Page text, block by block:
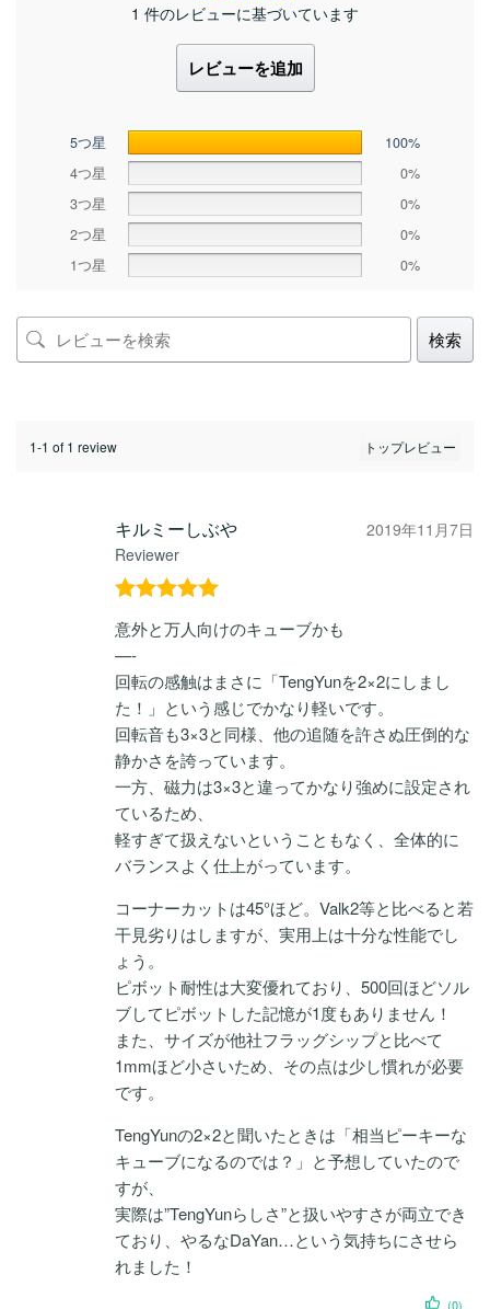
1 件のレビューに基づいています
レビューを追加
5つ星
100%
4つ星
0%
3つ星
0%
2つ星
0%
1つ星
0%
検索
1-1 of 1 review
キルミーしぶや
Reviewer
2019年11月7日
5段階中
評価
意外と万人向けのキューブかも
—-
回転の感触はまさに「TengYunを2×2にしまし
た！」という感じでかなり軽いです。
回転音も3×3と同様、他の追随を許さぬ圧倒的な
静かさを誇っています。
一方、磁力は3×3と違ってかなり強めに設定され
ているため、
軽すぎて扱えないということもなく、全体的に
バランスよく仕上がっています。
コーナーカットは45°ほど。Valk2等と比べると若
干見劣りはしますが、実用上は十分な性能でし
ょう。
ピボット耐性は大変優れており、500回ほどソル
ブしてピボットした記憶が1度もありません！
また、サイズが他社フラッグシップと比べて
1mmほど小さいため、その点は少し慣れが必要
です。
TengYunの2×2と聞いたときは「相当ピーキーな
キューブになるのでは？」と予想していたので
すが、
実際は”TengYunらしさ”と扱いやすさが両立でき
ており、やるなDaYan…という気持ちにさせら
れました！
(0)